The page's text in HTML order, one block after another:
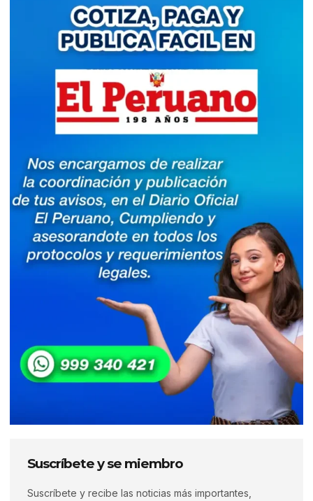
Suscríbete y se miembro
Suscríbete y recibe las noticias más importantes,